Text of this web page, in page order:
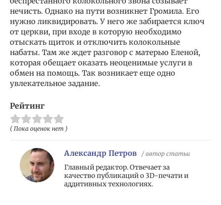
нечисть. Однако на пути возникнет Громила. Его
нужно ликвидировать. У него же забирается ключ
от церкви, при входе в которую необходимо
отыскать щиток и отключить колокольные
набаты. Там же ждет разговор с матерью Еленой,
которая обещает оказать неоценимые услуги в
обмен на помощь. Так возникает еще одно
увлекательное задание.
Рейтинг
( Пока оценок нет )
Александр Петров / автор статьи
Главный редактор. Отвечает за
качество публикаций о 3D-печати и
аддитивных технологиях.